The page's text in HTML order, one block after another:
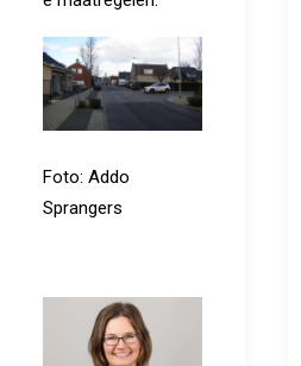
Foto: Addo
Sprangers